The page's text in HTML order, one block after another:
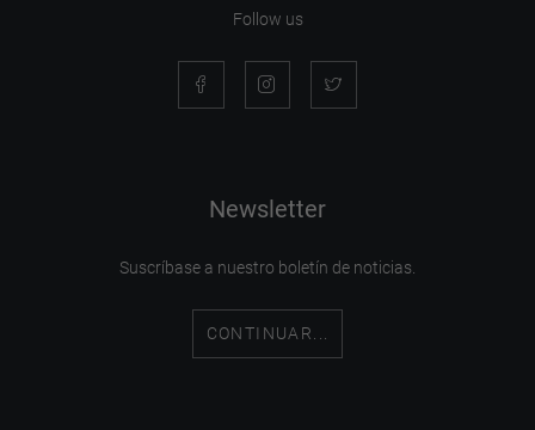
Follow us
Newsletter
Suscríbase a nuestro boletín de noticias.
CONTINUAR...